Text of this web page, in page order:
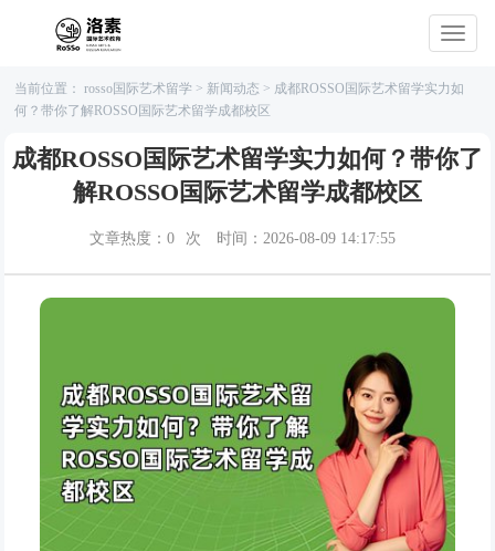
当前位置：rosso国际艺术留学 > 新闻动态 > 成都ROSSO国际艺术留学实力如
何？带你了解ROSSO国际艺术留学成都校区
成都ROSSO国际艺术留学实力如何？带你了
解ROSSO国际艺术留学成都校区
文章热度： 0 次 时间：2026-08-09 14:17:55